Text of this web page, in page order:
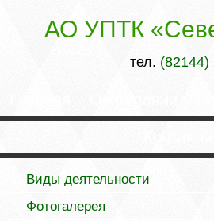
АО УПТК
тел. (82144)
Виды деятельности
Фотогалерея